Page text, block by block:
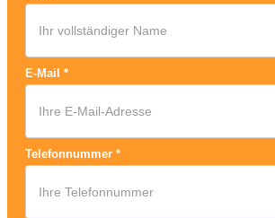
E-Mail *
Telefonnummer *